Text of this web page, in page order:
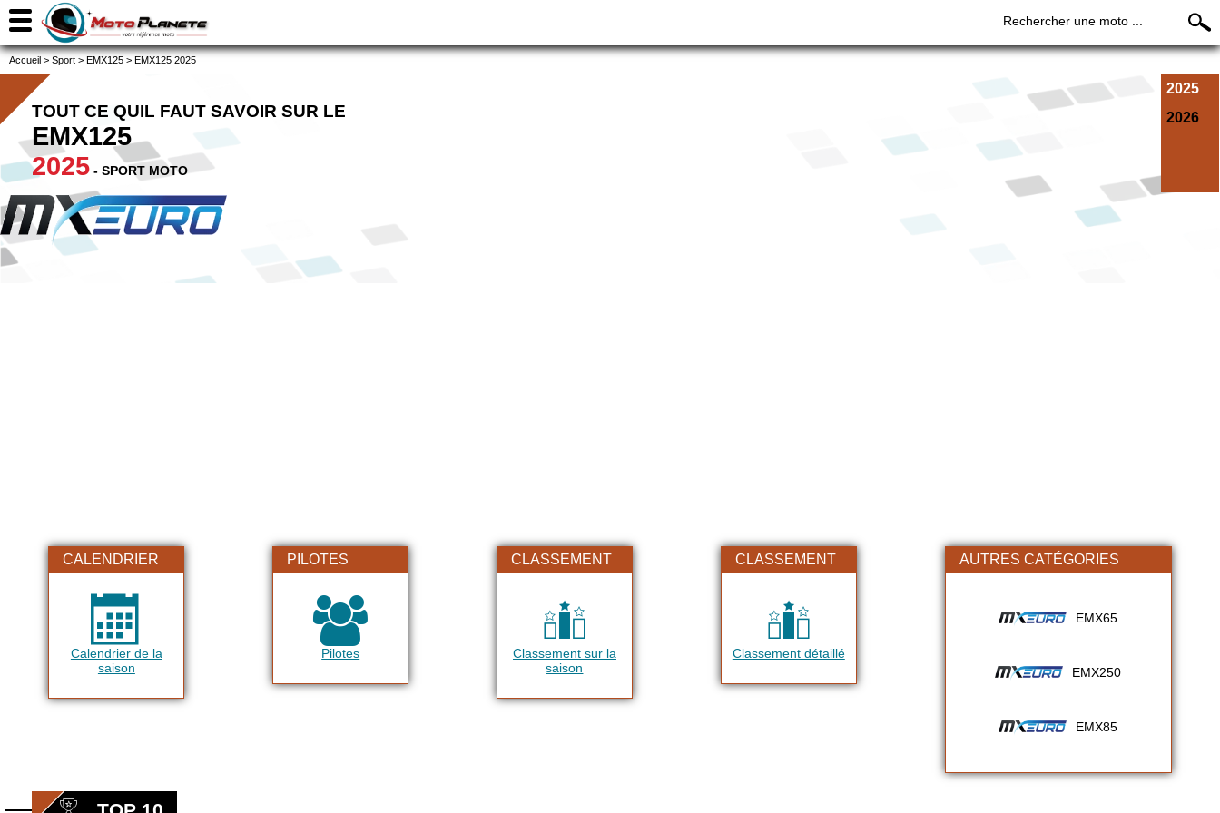
Rechercher une moto ...
Accueil > Sport > EMX125 > EMX125 2025
2025
2026
TOUT CE QUIL FAUT SAVOIR SUR LE
EMX125
2025 - SPORT MOTO
CALENDRIER
Calendrier de la
saison
PILOTES
Pilotes
CLASSEMENT
Classement sur la
saison
CLASSEMENT
Classement détaillé
AUTRES CATÉGORIES
EMX65
EMX250
EMX85